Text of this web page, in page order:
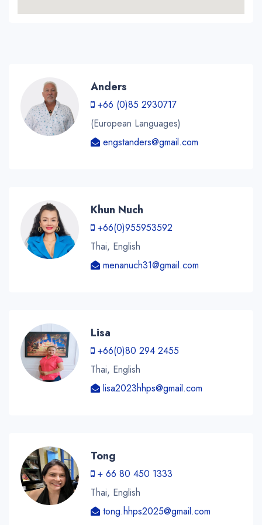
Anders
+66 (0)85 2930717
(European Languages)
engstanders@gmail.com
Khun Nuch
+66(0)955953592
Thai, English
menanuch31@gmail.com
Lisa
+66(0)80 294 2455
Thai, English
lisa2023hhps@gmail.com
Tong
+ 66 80 450 1333
Thai, English
tong.hhps2025@gmail.com